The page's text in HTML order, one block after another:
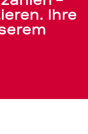
Ihre